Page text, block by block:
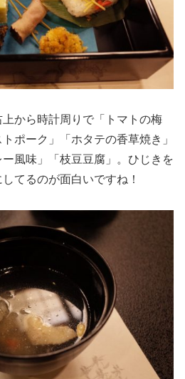
から時計周りで「トマトの梅
ポーク」「ホタテの香草焼き」
ー風味」「枝豆豆腐」。ひじきを
てるのが面白いですね！